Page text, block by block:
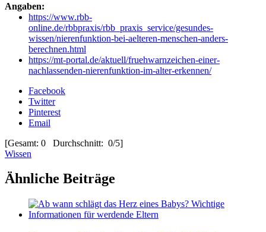
Angaben:
https://www.rbb-
online.de/rbbpraxis/rbb_praxis_service/gesundes-
wissen/nierenfunktion-bei-aelteren-menschen-anders-
berechnen.html
https://mt-portal.de/aktuell/fruehwarnzeichen-einer-
nachlassenden-nierenfunktion-im-alter-erkennen/
Facebook
Twitter
Pinterest
Email
[Gesamt: 0 Durchschnitt: 0/5]
Wissen
Ähnliche Beiträge